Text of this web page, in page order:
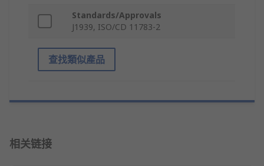
Standards/Approvals
J1939, ISO/CD 11783-2
查找類似產品
相关链接